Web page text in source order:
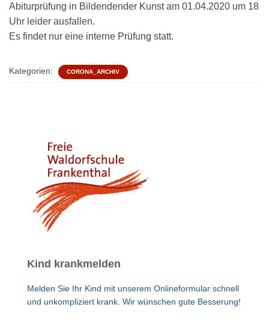
Abiturprüfung in Bildendender Kunst am 01.04.2020 um 18
Uhr leider ausfallen.
Es findet nur eine interne Prüfung statt.
Kategorien: CORONA_ARCHIV
Kind krankmelden
Melden Sie Ihr Kind mit unserem Onlineformular schnell
und unkompliziert krank. Wir wünschen gute Besserung!